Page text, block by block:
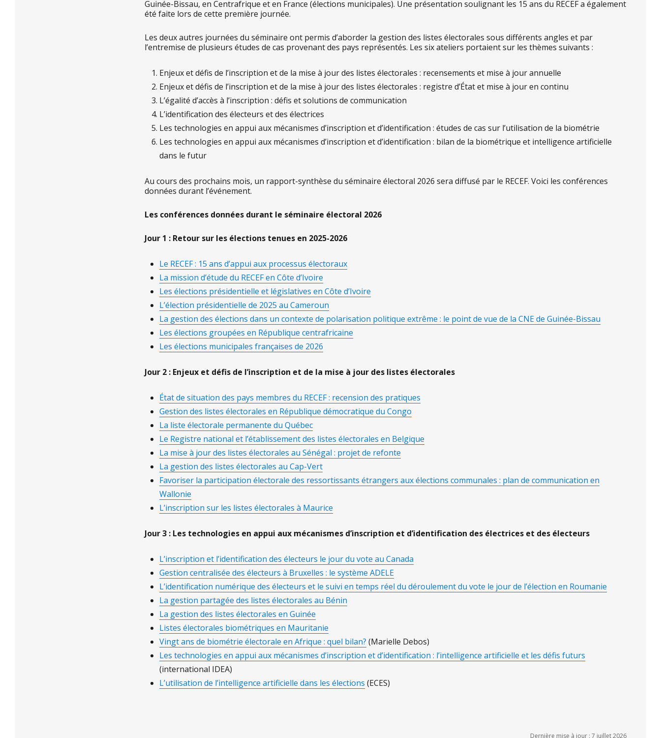
Guinée-Bissau, en Centrafrique et en France (élections municipales). Une présentation soulignant les 15 ans du RECEF a également
été faite lors de cette première journée.
Les deux autres journées du séminaire ont permis d’aborder la gestion des listes électorales sous différents angles et par
l’entremise de plusieurs études de cas provenant des pays représentés. Les six ateliers portaient sur les thèmes suivants :
Enjeux et défis de l’inscription et de la mise à jour des listes électorales : recensements et mise à jour annuelle
Enjeux et défis de l’inscription et de la mise à jour des listes électorales : registre d’État et mise à jour en continu
L’égalité d’accès à l’inscription : défis et solutions de communication
L’identification des électeurs et des électrices
Les technologies en appui aux mécanismes d’inscription et d’identification : études de cas sur l’utilisation de la biométrie
Les technologies en appui aux mécanismes d’inscription et d’identification : bilan de la biométrique et intelligence artificielle
dans le futur
Au cours des prochains mois, un rapport-synthèse du séminaire électoral 2026 sera diffusé par le RECEF. Voici les conférences
données durant l’événement.
Les conférences données durant le séminaire électoral 2026
Jour 1 : Retour sur les élections tenues en 2025-2026
Le RECEF : 15 ans d’appui aux processus électoraux
La mission d’étude du RECEF en Côte d’Ivoire
Les élections présidentielle et législatives en Côte d’Ivoire
L’élection présidentielle de 2025 au Cameroun
La gestion des élections dans un contexte de polarisation politique extrême : le point de vue de la CNE de Guinée-Bissau
Les élections groupées en République centrafricaine
Les élections municipales françaises de 2026
Jour 2 : Enjeux et défis de l’inscription et de la mise à jour des listes électorales
État de situation des pays membres du RECEF : recension des pratiques
Gestion des listes électorales en République démocratique du Congo
La liste électorale permanente du Québec
Le Registre national et l’établissement des listes électorales en Belgique
La mise à jour des listes électorales au Sénégal : projet de refonte
La gestion des listes électorales au Cap-Vert
Favoriser la participation électorale des ressortissants étrangers aux élections communales : plan de communication en
Wallonie
L’inscription sur les listes électorales à Maurice
Jour 3 : Les technologies en appui aux mécanismes d’inscription et d’identification des électrices et des électeurs
L’inscription et l’identification des électeurs le jour du vote au Canada
Gestion centralisée des électeurs à Bruxelles : le système ADELE
L’identification numérique des électeurs et le suivi en temps réel du déroulement du vote le jour de l’élection en Roumanie
La gestion partagée des listes électorales au Bénin
La gestion des listes électorales en Guinée
Listes électorales biométriques en Mauritanie
Vingt ans de biométrie électorale en Afrique : quel bilan? (Marielle Debos)
Les technologies en appui aux mécanismes d’inscription et d’identification : l’intelligence artificielle et les défis futurs
(international IDEA)
L’utilisation de l’intelligence artificielle dans les élections (ECES)
Dernière mise à jour : 7 juillet 2026